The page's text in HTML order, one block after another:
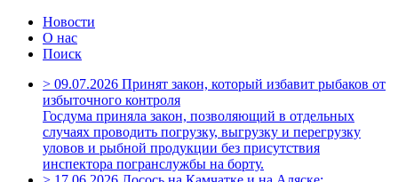
Новости
О нас
Поиск
> 09.07.2026 Принят закон, который избавит рыбаков от
избыточного контроля
Госдума приняла закон, позволяющий в отдельных
случаях проводить погрузку, выгрузку и перегрузку
уловов и рыбной продукции без присутствия
инспектора погранслужбы на борту.